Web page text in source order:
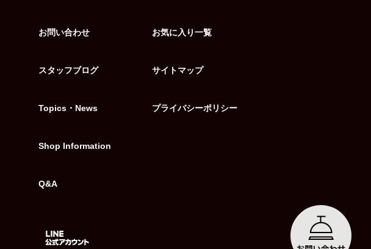
お問い合わせ
スタッフブログ
Topics・News
Shop Information
Q&A
お気に入り一覧
サイトマップ
プライバシーポリシー